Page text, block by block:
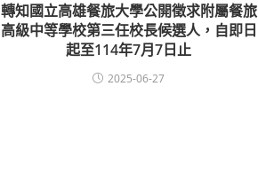
轉知國立高雄餐旅大學公開徵求附屬餐旅
高級中等學校第三任校長候選人，自即日
起至114年7月7日止
2025-06-27